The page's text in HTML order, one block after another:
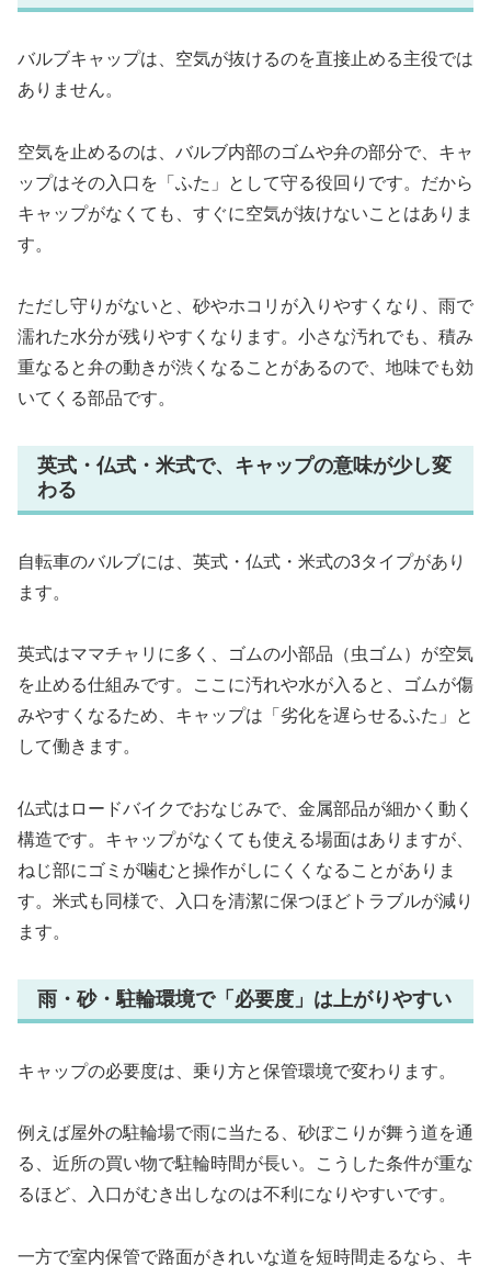
バルブキャップは、空気が抜けるのを直接止める主役では
ありません。
空気を止めるのは、バルブ内部のゴムや弁の部分で、キャ
ップはその入口を「ふた」として守る役回りです。だから
キャップがなくても、すぐに空気が抜けないことはありま
す。
ただし守りがないと、砂やホコリが入りやすくなり、雨で
濡れた水分が残りやすくなります。小さな汚れでも、積み
重なると弁の動きが渋くなることがあるので、地味でも効
いてくる部品です。
英式・仏式・米式で、キャップの意味が少し変
わる
自転車のバルブには、英式・仏式・米式の3タイプがあり
ます。
英式はママチャリに多く、ゴムの小部品（虫ゴム）が空気
を止める仕組みです。ここに汚れや水が入ると、ゴムが傷
みやすくなるため、キャップは「劣化を遅らせるふた」と
して働きます。
仏式はロードバイクでおなじみで、金属部品が細かく動く
構造です。キャップがなくても使える場面はありますが、
ねじ部にゴミが噛むと操作がしにくくなることがありま
す。米式も同様で、入口を清潔に保つほどトラブルが減り
ます。
雨・砂・駐輪環境で「必要度」は上がりやすい
キャップの必要度は、乗り方と保管環境で変わります。
例えば屋外の駐輪場で雨に当たる、砂ぼこりが舞う道を通
る、近所の買い物で駐輪時間が長い。こうした条件が重な
るほど、入口がむき出しなのは不利になりやすいです。
一方で室内保管で路面がきれいな道を短時間走るなら、キ